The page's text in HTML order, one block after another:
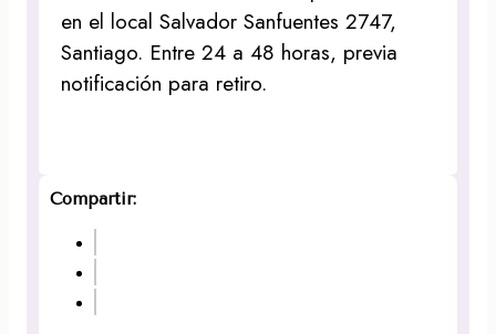
en el local Salvador Sanfuentes 2747,
Santiago. Entre 24 a 48 horas, previa
notificación para retiro.
Compartir: